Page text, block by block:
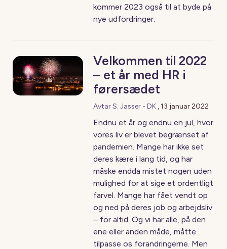
kommer 2023 også til at byde på
nye udfordringer.
Velkommen til 2022
– et år med HR i
førersædet
Avtar S. Jasser - DK ,13 januar 2022
Endnu et år og endnu en jul, hvor
vores liv er blevet begrænset af
pandemien. Mange har ikke set
deres kære i lang tid, og har
måske endda mistet nogen uden
mulighed for at sige et ordentligt
farvel. Mange har fået vendt op
og ned på deres job og arbejdsliv
– for altid. Og vi har alle, på den
ene eller anden måde, måtte
tilpasse os forandringerne. Men